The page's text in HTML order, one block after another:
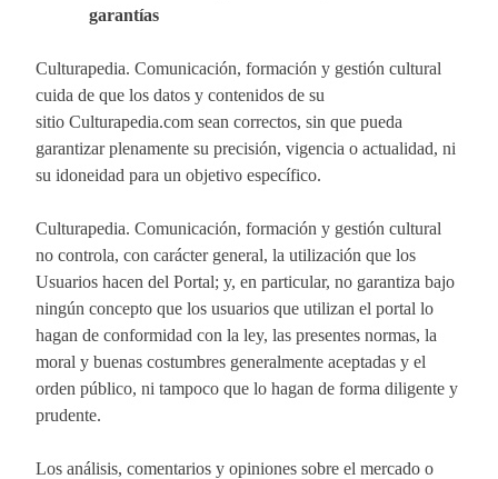
garantías
Culturapedia. Comunicación, formación y gestión cultural
cuida de que los datos y contenidos de su
sitio Culturapedia.com sean correctos, sin que pueda
garantizar plenamente su precisión, vigencia o actualidad, ni
su idoneidad para un objetivo específico.
Culturapedia. Comunicación, formación y gestión cultural
no controla, con carácter general, la utilización que los
Usuarios hacen del Portal; y, en particular, no garantiza bajo
ningún concepto que los usuarios que utilizan el portal lo
hagan de conformidad con la ley, las presentes normas, la
moral y buenas costumbres generalmente aceptadas y el
orden público, ni tampoco que lo hagan de forma diligente y
prudente.
Los análisis, comentarios y opiniones sobre el mercado o